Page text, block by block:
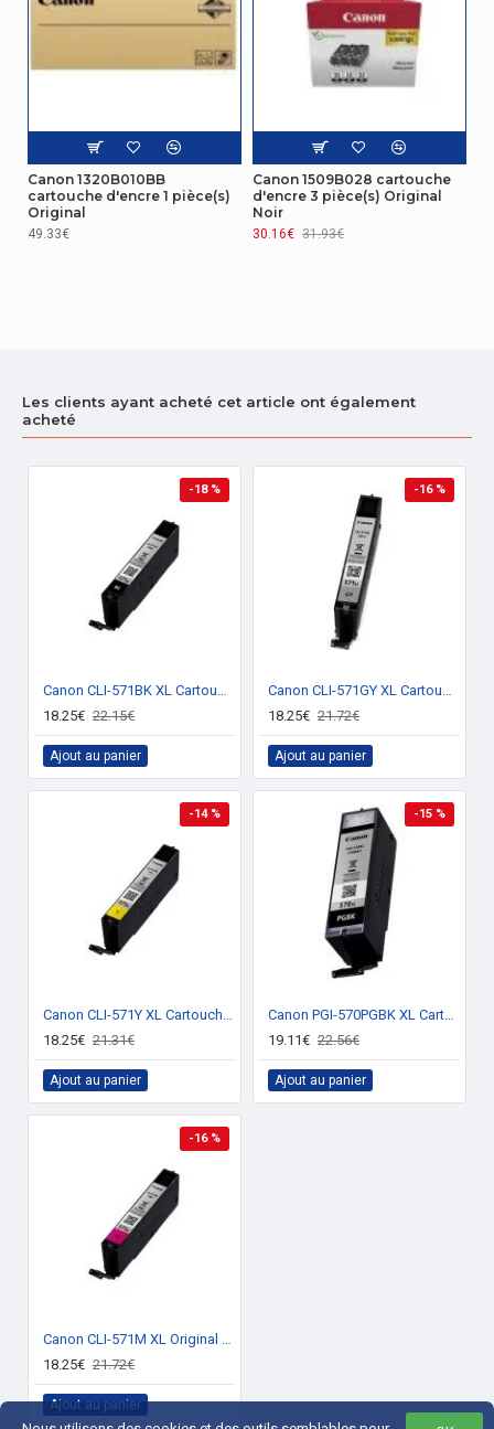
Canon 1320B010BB
cartouche d'encre 1 pièce(s)
Original
49.33€
Canon 1509B028 cartouche
d'encre 3 pièce(s) Original
Noir
30.16€ 31.93€
Les clients ayant acheté cet article ont également
acheté
-18 %
Canon CLI-571BK XL Cartouche encre Noir
18.25€ 22.15€
Ajout au panier
-16 %
Canon CLI-571GY XL Cartouche encre Gris
18.25€ 21.72€
Ajout au panier
-14 %
Canon CLI-571Y XL Cartouche encre Jaune
18.25€ 21.31€
Ajout au panier
-15 %
Canon PGI-570PGBK XL Cartouche encre noir
19.11€ 22.56€
Ajout au panier
-16 %
Canon CLI-571M XL Original Magenta 1 pièce(s)
18.25€ 21.72€
Ajout au panier